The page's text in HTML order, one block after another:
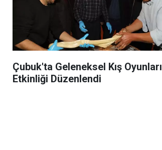
Çubuk'ta Geleneksel Kış Oyunları
Etkinliği Düzenlendi